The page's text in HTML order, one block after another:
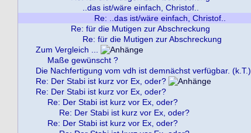
..das ist/wäre einfach, Christof..
Re: ..das ist/wäre einfach, Christof..
Re: für die Mutigen zur Abschreckung
Re: für die Mutigen zur Abschreckung
Zum Vergleich ...
Maße gewünscht ?
Die Nachfertigung vom vdh ist demnächst verfügbar. (k.T.)
Re: Der Stabi ist kurz vor Ex, oder?
Re: Der Stabi ist kurz vor Ex, oder?
Re: Der Stabi ist kurz vor Ex, oder?
Re: Der Stabi ist kurz vor Ex, oder?
Re: Der Stabi ist kurz vor Ex, oder?